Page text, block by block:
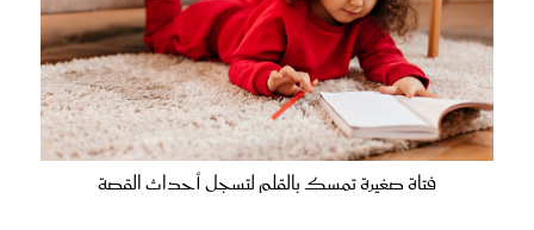
فتاة صغيرة تمسك بالقلم لتسجل أحداث القصة